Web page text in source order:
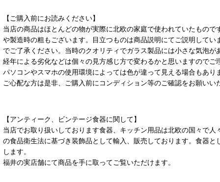
【ご購入前にお読みください】
当店の商品はほとんどの物が実際に北欧の家庭で使われていたもの
や製造時の粗もございます。目立つものは商品説明にてご説明して
でご了承ください。当時のクオリティでガラス製品には小さな気泡が
経年による劣化などは個々の見方感じ方で変わるかと思いますのでご
パソコンやスマホの使用環境によっては色が違って見える場合もあ
ご心配な方は是非、ご購入前にコンディション等のご確認をお願い
【アンティーク、ビンテージ食器に関して】
当店でお取り扱いしております食器、キッチン用品は北欧の国々で
の食品衛生法に基づき装飾品として輸入、販売しております。食器
します。
福井の実店舗にて商品を手に取ってご覧いただけます。